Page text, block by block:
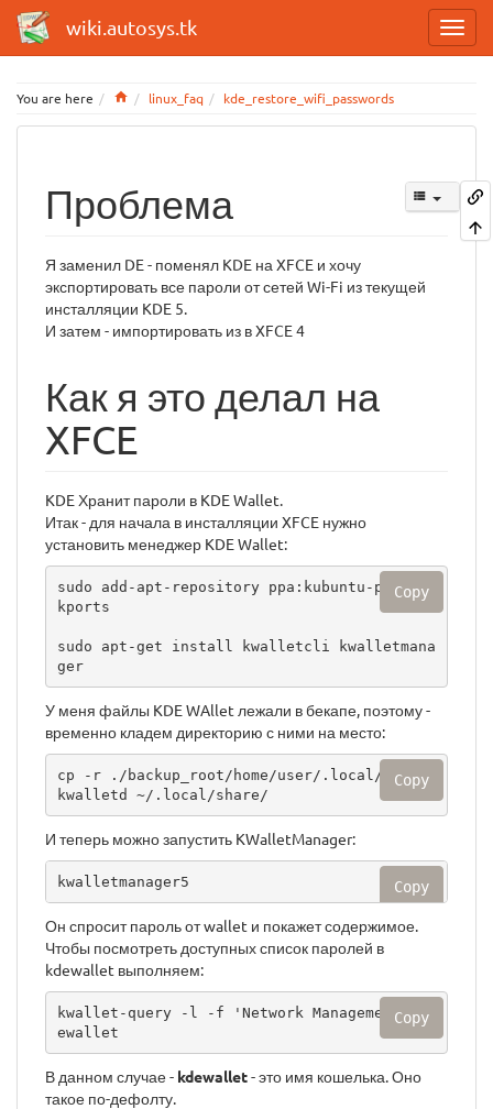
wiki.autosys.tk
You are here Homelinux_faq kde_restore_wifi_passwords
Проблема
Я заменил DE - поменял KDE на XFCE и хочу
экспортировать все пароли от сетей Wi-Fi из текущей
инсталляции KDE 5.
И затем - импортировать из в XFCE 4
Как я это делал на
XFCE
KDE Хранит пароли в KDE Wallet.
Итак - для начала в инсталляции XFCE нужно
установить менеджер KDE Wallet:
sudo add-apt-repository ppa:kubuntu-ppa/bac
kports
sudo apt-get install kwalletcli kwalletmana
ger
Copy
У меня файлы KDE WAllet лежали в бекапе, поэтому -
временно кладем директорию с ними на место:
cp -r ./backup_root/home/user/.local/share/
kwalletd ~/.local/share/
Copy
И теперь можно запустить KWalletManager:
kwalletmanager5 Copy
Он спросит пароль от wallet и покажет содержимое.
Чтобы посмотреть доступных список паролей в
kdewallet выполняем:
kwallet-query -l -f 'Network Management' kd
ewallet
Copy
В данном случае - kdewallet- это имя кошелька. Оно
такое по-дефолту.